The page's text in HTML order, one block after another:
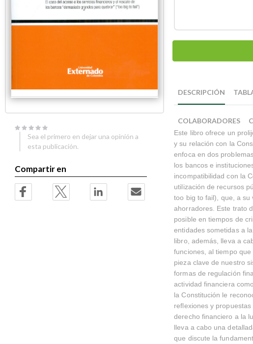
to
end
the
images
gallery
to
beginning
the
images
gallery
DESCRIPCIÓN
Este libro ofrece un
y su relación con la
enfoca en dos
los bancos e
incompatibilidad con la
utilización de recursos
too big to fail), que, a su
ahorradores. Este trato
posible en tiempos de
entidades sometidas a
libro, además, lleva a
funciones, al tiempo
pieza clave de nuestro
formas de regulación
actividad financiera
la Constitución le
reflexiones y
derecho financiero a la
lleva a cabo una
que discute la
COLABORADORES
Sea el primero en dejar una opinión a
esta publicación.
Compartir en